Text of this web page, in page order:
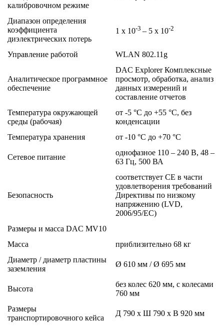
калибровочном режиме
Диапазон определения
коэффициента
диэлектрических потерь
1 x 10-3 – 5 x 10-2
Управление работой WLAN 802.11g
Аналитическое программное
обеспечение
DAC Explorer Комплексные
просмотр, обработка, анализ
данных измерений и
составление отчетов
Температура окружающей
среды (рабочая)
от -5 °C до +55 °C, без
конденсации
Температура хранения
от -10 °C до +70 °C
Сетевое питание
однофазное 110 – 240 В, 48 –
63 Гц, 500 ВА
Безопасность
соответствует CE в части
удовлетворения требований
Директивы по низкому
напряжению (LVD,
2006/95/EC)
Размеры и масса DAC MV10
Масса
приблизительно 68 кг
Диаметр / диаметр пластины
заземления
Ø 610 мм / Ø 695 мм
Высота
без колес 620 мм, с колесами
760 мм
Размеры
транспортировочного кейса
Д 790 x Ш 790 x В 920 мм